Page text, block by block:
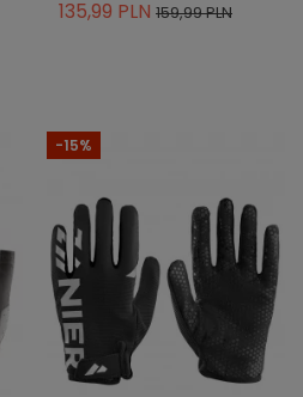
135,99 PLN 159,99 PLN
-15%